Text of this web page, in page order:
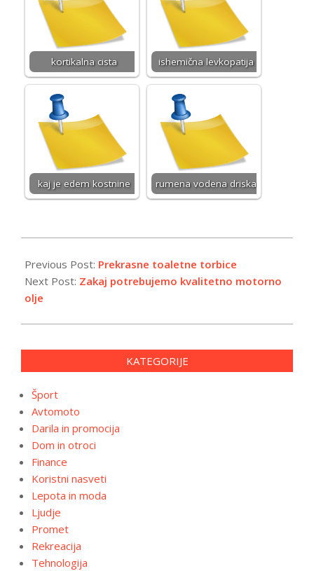
kortikalna cista ishemična levkopatija
kaj je edem kostnine rumena vodena driska
10-
25
Previous Post: Prekrasne toaletne torbice
Next Post: Zakaj potrebujemo kvalitetno motorno
olje
KATEGORIJE
Šport
Avtomoto
Darila in promocija
Dom in otroci
Finance
Koristni nasveti
Lepota in moda
Ljudje
Promet
Rekreacija
Tehnologija